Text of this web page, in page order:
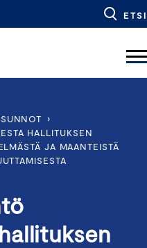
ETSI
›
HALLITUKSEN
JA MAANTEISTÄ